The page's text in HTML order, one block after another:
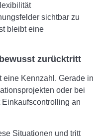
sichtbar zu
bleibt eine
zurücktritt
eine Kennzahl. Gerade in
oder bei
an
Situationen und tritt